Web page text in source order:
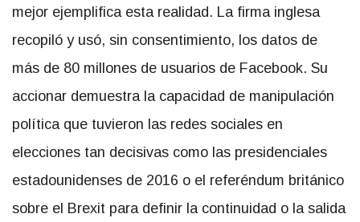
mejor ejemplifica esta realidad. La firma inglesa
recopiló y usó, sin consentimiento, los datos de
más de 80 millones de usuarios de Facebook. Su
accionar demuestra la capacidad de manipulación
política que tuvieron las redes sociales en
elecciones tan decisivas como las presidenciales
estadounidenses de 2016 o el referéndum británico
sobre el Brexit para definir la continuidad o la salida